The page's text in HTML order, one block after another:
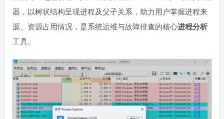
器，以树状结构呈现进程及父子关系，助力用户掌握进程来
源、资源占用情况，是系统运维与故障排查的核心进程分析
工具。